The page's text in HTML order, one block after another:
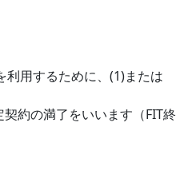
用するために、(1)または
約の満了をいいます（FIT終